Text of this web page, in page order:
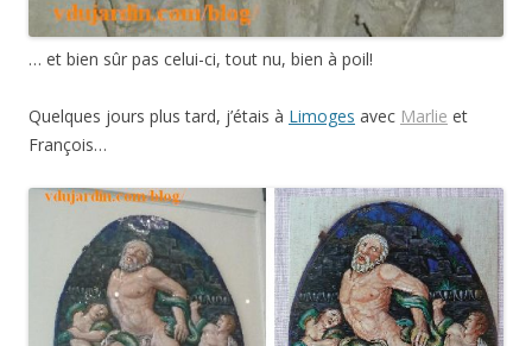
… et bien sûr pas celui-ci, tout nu, bien à poil!
Quelques jours plus tard, j’étais à Limoges avec Marlie et
François…